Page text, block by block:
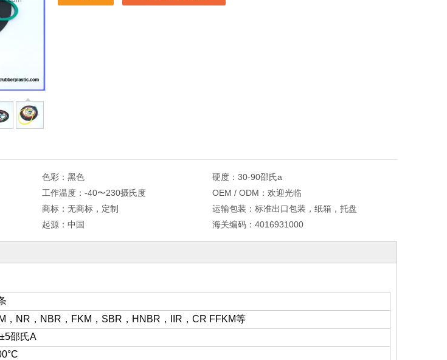
色彩： 黑色 硬度： 30-90邵氏a
工作温度： -40〜230摄氏度 OEM / ODM： 欢迎光临
商标： 无商标，定制 运输包装： 标准出口包装，纸箱，托盘
起源： 中国 海关编码： 4016931000
，NR，NBR，FKM，SBR，HNBR，IIR，CR FFKM等
±5邵氏A